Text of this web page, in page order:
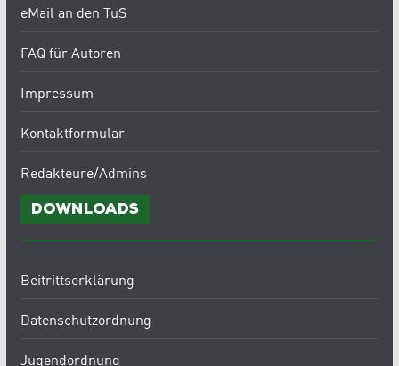
eMail an den TuS
FAQ für Autoren
Impressum
Kontaktformular
Redakteure/Admins
Downloads
Beitrittserklärung
Datenschutzordnung
Jugendordnung